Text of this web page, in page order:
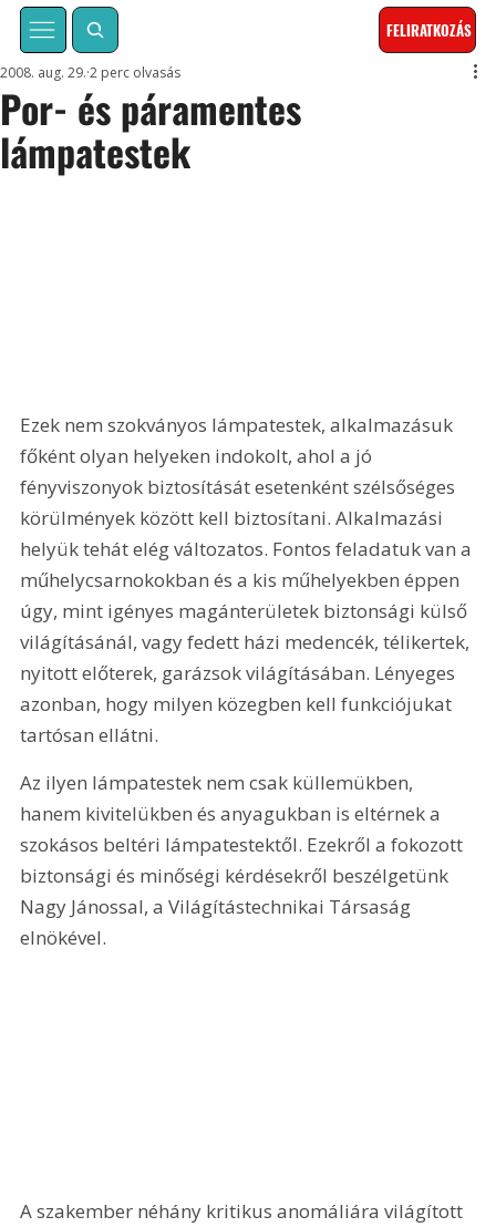
FELIRATKOZÁS
Por- és páramentes
lámpatestek
2008. aug. 29. 2 perc olvasás
Ezek nem szokványos lámpatestek, alkalmazásuk
főként olyan helyeken indokolt, ahol a jó
fényviszonyok biztosítását esetenként szélsőséges
körülmények között kell biztosítani. Alkalmazási
helyük tehát elég változatos. Fontos feladatuk van a
műhelycsarnokokban és a kis műhelyekben éppen
úgy, mint igényes magánterületek biztonsági külső
világításánál, vagy fedett házi medencék, télikertek,
nyitott előterek, garázsok világításában. Lényeges
azonban, hogy milyen közegben kell funkciójukat
tartósan ellátni.
Az ilyen lámpatestek nem csak küllemükben,
hanem kivitelükben és anyagukban is eltérnek a
szokásos beltéri lámpatestektől. Ezekről a fokozott
biztonsági és minőségi kérdésekről beszélgetünk
Nagy Jánossal, a Világítástechnikai Társaság
elnökével.
A szakember néhány kritikus anomáliára világított